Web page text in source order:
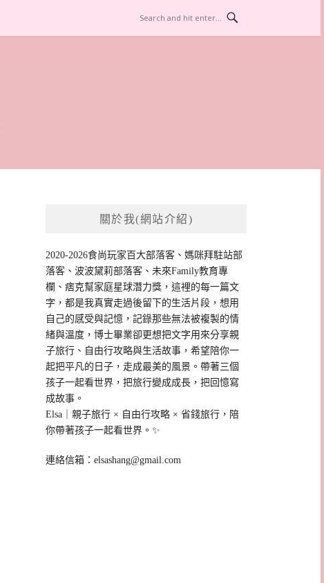
關於我(網站介紹)
2020-2026食尚玩家百大部落客、媽咪拜駐站部
落客、波波黛莉部落客、未來Family教育專
欄、痞克幫家庭星球潛力獎，這裡的每一篇文
字，都是我真實走過後留下的生活片段，想用
自己的感受與記憶，記錄那些無法被複製的情
緒與溫度，博士畢業卻更想把文字用來分享親
子旅行、自由行攻略與生活故事，希望陪你一
起把平凡的日子，走成最美的風景。帶著三個
孩子一起看世界，把旅行變成成長，把回憶寫
成故事。
Elsa｜親子旅行 × 自由行攻略 × 省錢旅行，陪
你帶著孩子一起看世界。✨
連絡信箱：elsashang@gmail.com